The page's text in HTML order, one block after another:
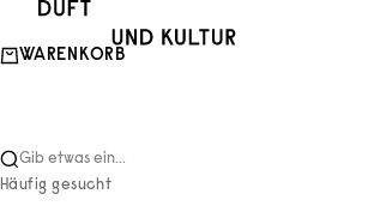
Zum Inhalt springen
Duft und Kultur
WARENKORB
Gib etwas ein...
Häufig gesucht